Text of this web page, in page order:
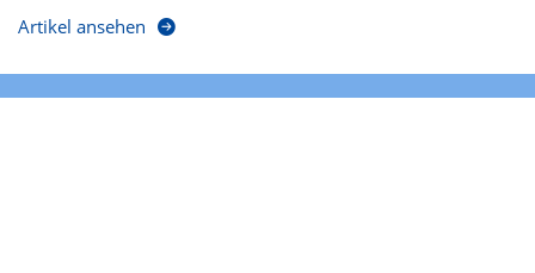
Artikel ansehen